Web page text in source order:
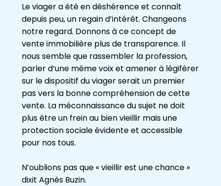
Le viager a été en déshérence et connaît
depuis peu, un regain d’intérêt. Changeons
notre regard. Donnons à ce concept de
vente immobilière plus de transparence. Il
nous semble que rassembler la profession,
parler d’une même voix et amener à légiférer
sur le dispositif du viager serait un premier
pas vers la bonne compréhension de cette
vente. La méconnaissance du sujet ne doit
plus être un frein au bien vieillir mais une
protection sociale évidente et accessible
pour nos tous.
N’oublions pas que « vieillir est une chance »
dixit Agnès Buzin.